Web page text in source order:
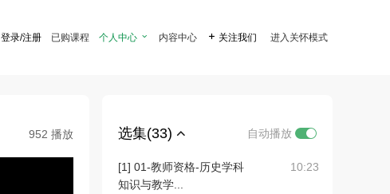
登录/注册 已购课程 个人中心  内容中心  关注我们 进入关怀模式
952 播放 选集(33) 自动播放
[1] 01-教师资格-历史学科
知识与教学...
10:23